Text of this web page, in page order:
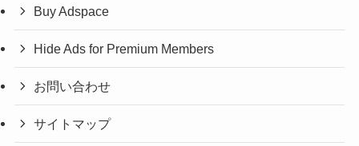
Buy Adspace
Hide Ads for Premium Members
お問い合わせ
サイトマップ